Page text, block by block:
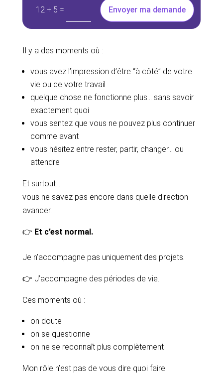
12 + 5 = Envoyer ma demande
Il y a des moments où :
vous avez l’impression d’être “à côté” de votre
vie ou de votre travail
quelque chose ne fonctionne plus… sans savoir
exactement quoi
vous sentez que vous ne pouvez plus continuer
comme avant
vous hésitez entre rester, partir, changer… ou
attendre
Et surtout…
vous ne savez pas encore dans quelle direction
avancer.
👉 Et c’est normal.
Je n’accompagne pas uniquement des projets.
👉 J’accompagne des périodes de vie.
Ces moments où :
on doute
on se questionne
on ne se reconnaît plus complètement
Mon rôle n’est pas de vous dire quoi faire.